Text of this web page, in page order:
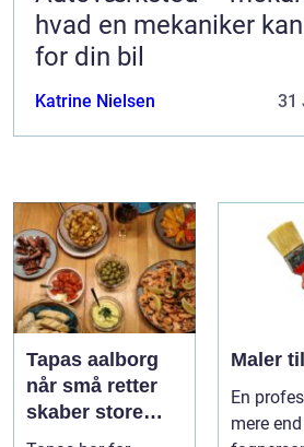
hvad en mekaniker
for din bil
Katrine Nielsen 31
Tapas aalborg
når små retter
skaber store
oplevelser
Maler
En
mere